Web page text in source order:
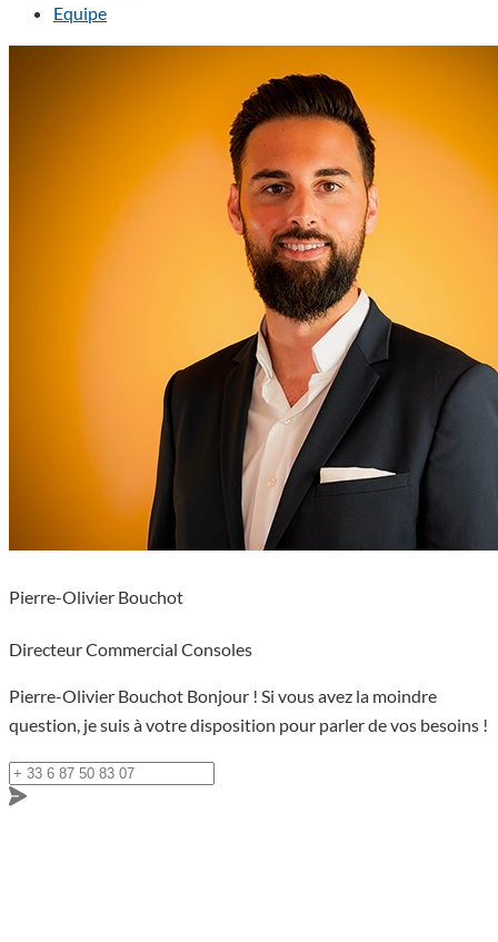
Equipe
Pierre-Olivier Bouchot
Directeur Commercial Consoles
Pierre-Olivier Bouchot Bonjour ! Si vous avez la moindre
question, je suis à votre disposition pour parler de vos besoins !